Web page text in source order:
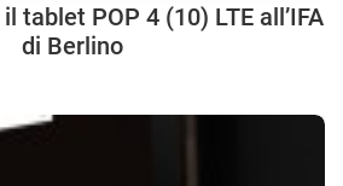
tablet POP 4 (10) LTE all’IFA
di Berlino